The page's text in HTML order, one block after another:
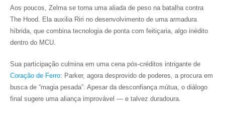
Aos poucos, Zelma se torna uma aliada de peso na batalha contra
The Hood. Ela auxilia Riri no desenvolvimento de uma armadura
híbrida, que combina tecnologia de ponta com feitiçaria, algo inédito
dentro do MCU.
Sua participação culmina em uma cena pós-créditos intrigante de
Coração de Ferro: Parker, agora desprovido de poderes, a procura em
busca de “magia pesada”. Apesar da desconfiança mútua, o diálogo
final sugere uma aliança improvável — e talvez duradoura.